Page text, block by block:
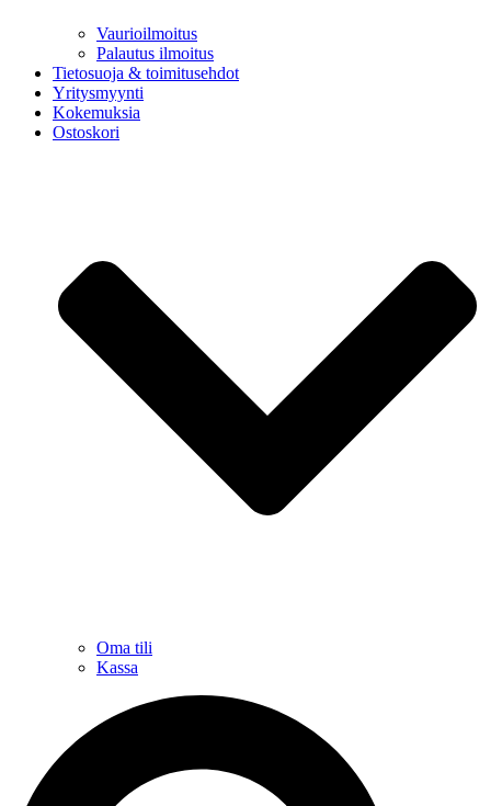
Vaurioilmoitus
Palautus ilmoitus
Tietosuoja & toimitusehdot
Yritysmyynti
Kokemuksia
Ostoskori
Oma tili
Kassa